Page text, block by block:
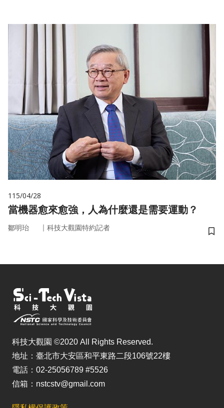
115/04/28
當機器愈來愈強，人為什麼還是需要運動？
鄒明珆 ｜ 科技大觀園特約記者
儲
科技大觀園 ©2020 All Rights Reserved.
地址：臺北市大安區和平東路二段106號22樓
電話：02-25056789 #5526
信箱：nstcstv@gmail.com